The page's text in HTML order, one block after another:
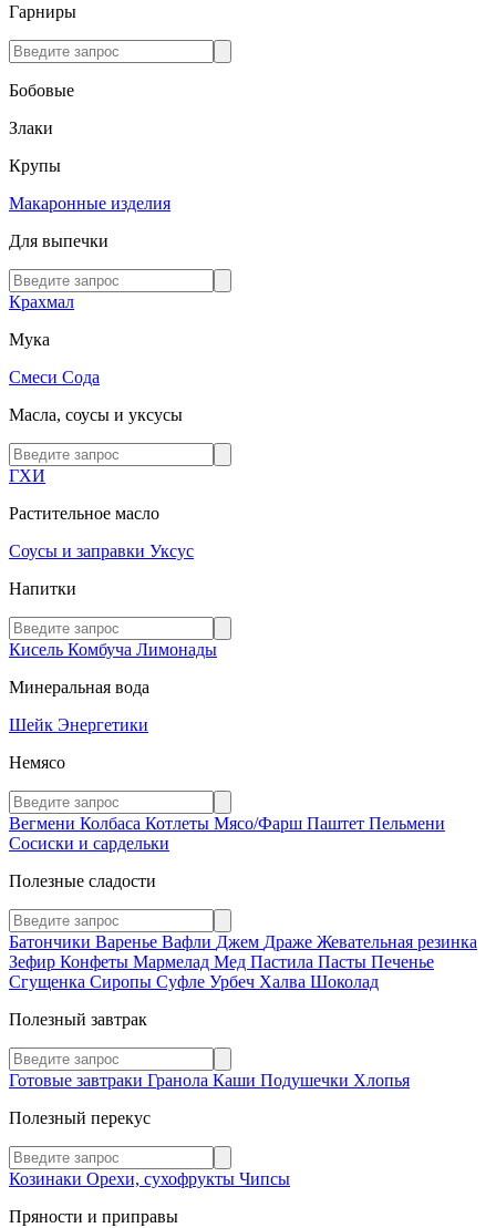
Гарниры
Бобовые
Злаки
Крупы
Макаронные изделия
Для выпечки
Крахмал
Мука
Смеси Сода
Масла, соусы и уксусы
ГХИ
Растительное масло
Соусы и заправки Уксус
Напитки
Кисель Комбуча Лимонады
Минеральная вода
Шейк Энергетики
Немясо
Вегмени Колбаса Котлеты Мясо/Фарш Паштет Пельмени
Сосиски и сардельки
Полезные сладости
Батончики Варенье Вафли Джем Драже Жевательная резинка
Зефир Конфеты Мармелад Мед Пастила Пасты Печенье
Сгущенка Сиропы Суфле Урбеч Халва Шоколад
Полезный завтрак
Готовые завтраки Гранола Каши Подушечки Хлопья
Полезный перекус
Козинаки Орехи, сухофрукты Чипсы
Пряности и приправы